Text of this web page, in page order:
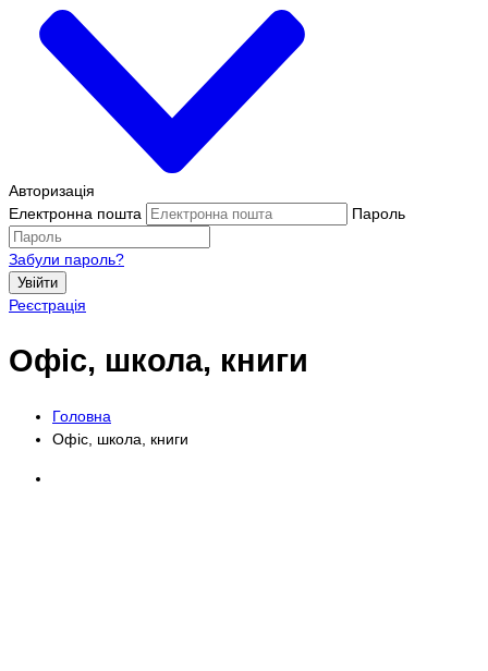
Авторизація
Електронна пошта
Пароль
Забули пароль?
Увійти
Реєстрація
Офіс, школа, книги
Головна
Офіс, школа, книги